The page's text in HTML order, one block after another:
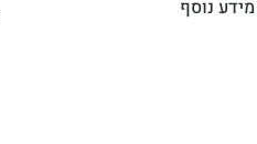
מידע נוסף